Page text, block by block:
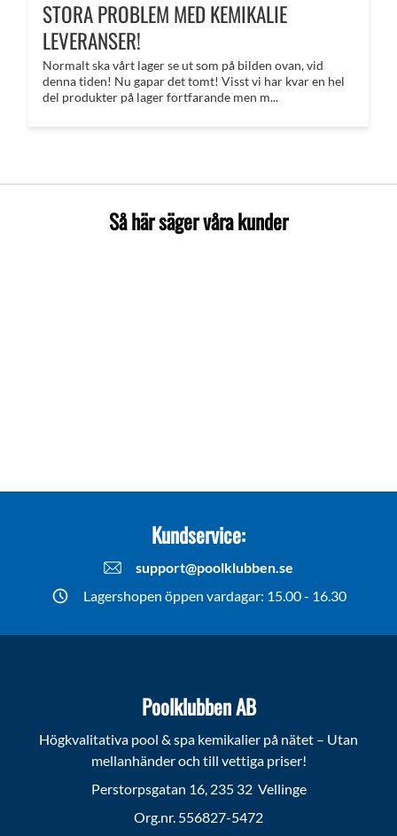
STORA PROBLEM MED KEMIKALIE
LEVERANSER!
Normalt ska vårt lager se ut som på bilden ovan, vid
denna tiden! Nu gapar det tomt! Visst vi har kvar en hel
del produkter på lager fortfarande men m...
Så här säger våra kunder
Kundservice:
support@poolklubben.se
Lagershopen öppen vardagar: 15.00 - 16.30
Poolklubben AB
Högkvalitativa pool & spa kemikalier på nätet – Utan
mellanhänder och till vettiga priser!
Perstorpsgatan 16, 235 32 Vellinge
Org.nr. 556827-5472